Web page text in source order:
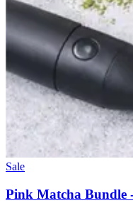
Sale
Pink Matcha Bundle